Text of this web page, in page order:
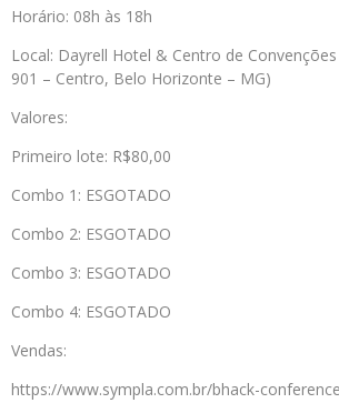
Horário: 08h às 18h
Local: Dayrell Hotel & Centro de
901 – Centro, Belo Horizonte – MG)
Valores:
Primeiro lote: R$80,00
Combo 1: ESGOTADO
Combo 2: ESGOTADO
Combo 3: ESGOTADO
Combo 4: ESGOTADO
Vendas:
https://www.sympla.com.br/bhack-